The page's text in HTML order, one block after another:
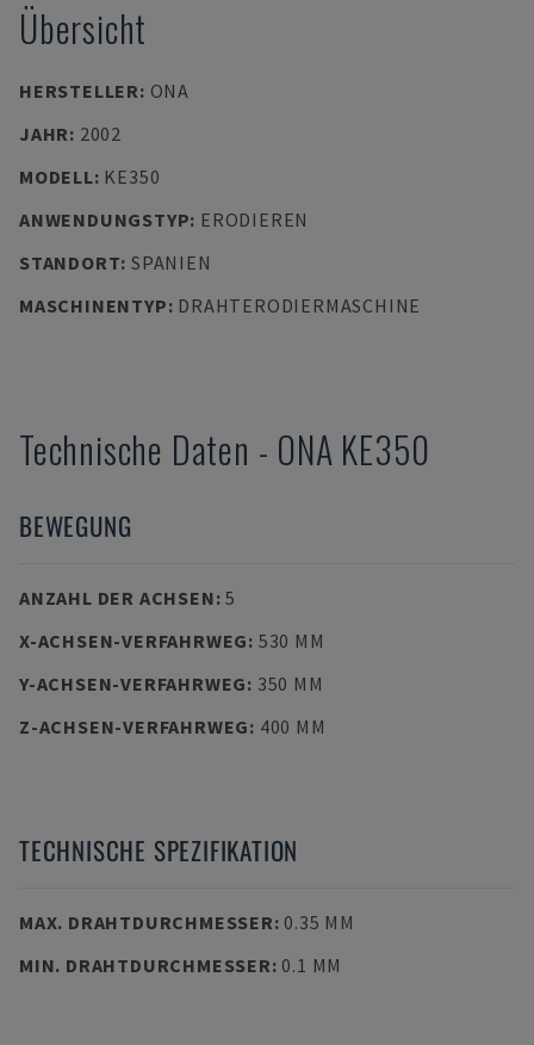
Übersicht
HERSTELLER: ONA
JAHR: 2002
MODELL: KE350
ANWENDUNGSTYP: ERODIEREN
STANDORT: SPANIEN
MASCHINENTYP: DRAHTERODIERMASCHINE
Technische Daten - ONA KE350
BEWEGUNG
ANZAHL DER ACHSEN:5
X-ACHSEN-VERFAHRWEG: 530 MM
Y-ACHSEN-VERFAHRWEG: 350 MM
Z-ACHSEN-VERFAHRWEG: 400 MM
TECHNISCHE SPEZIFIKATION
MAX. DRAHTDURCHMESSER: 0.35 MM
MIN. DRAHTDURCHMESSER: 0.1 MM